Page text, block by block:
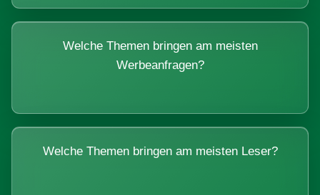
Welche Themen bringen am meisten
Werbeanfragen?
Welche Themen bringen am meisten Leser?